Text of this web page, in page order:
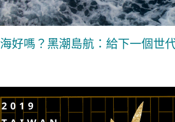
海好嗎？黑潮島航：給下一個世